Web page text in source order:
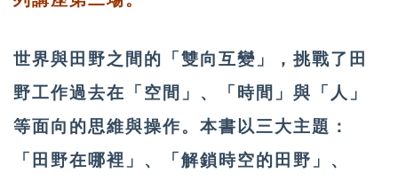
世界與田野之間的「雙向互變」，挑戰了田
野工作過去在「空間」、「時間」與「人」
等面向的思維與操作。本書以三大主題：
「田野在哪裡」、「解鎖時空的田野」、